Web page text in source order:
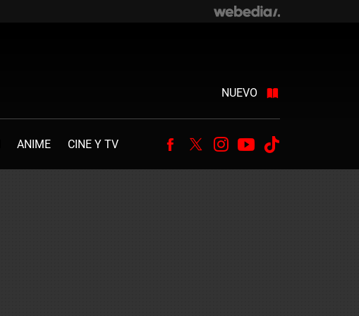
NUEVO
ANIME CINE Y TV Facebook
TwitterInstagram
Youtube